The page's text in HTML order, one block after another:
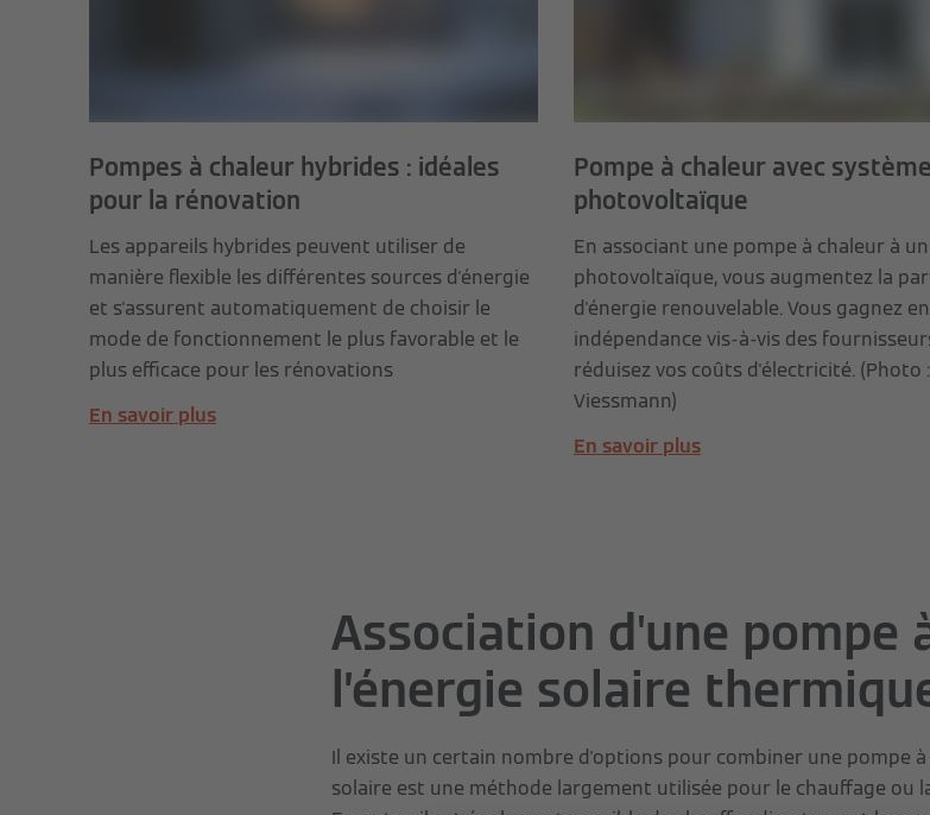
Pompes à chaleur hybrides : idéales
pour la rénovation
Les appareils hybrides peuvent utiliser de
manière flexible les différentes sources d'énergie
et s'assurent automatiquement de choisir le
mode de fonctionnement le plus favorable et le
plus efficace pour les rénovations
En savoir plus
Pompe à chaleur avec système
photovoltaïque
En associant une pompe à chaleur à
photovoltaïque, vous augmentez la
d'énergie renouvelable. Vous gagnez en
indépendance vis-à-vis des
réduisez vos coûts d'électricité. (Photo
Viessmann)
En savoir plus
Association d'une pompe
l’énergie solaire
Il existe un certain nombre d'options pour combiner une pompe à
solaire est une méthode largement utilisée pour le chauffage ou